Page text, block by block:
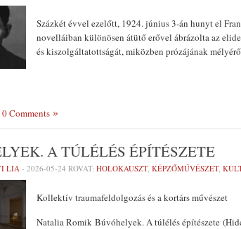
Százkét évvel ezelőtt, 1924. június 3-án hunyt el
novelláiban különösen átütő erővel ábrázolta az
és kiszolgáltatottságát, miközben prózájának
0 Comments
A TÚLÉLÉS ÉPÍTÉSZETE
LIA - 2026-05-24 ROVAT: HOLOKAUSZT, KÉPZŐMŰVÉSZET,
Kollektív traumafeldolgozás és a kortárs művészet
Natalia Romik Búvóhelyek. A túlélés építészete